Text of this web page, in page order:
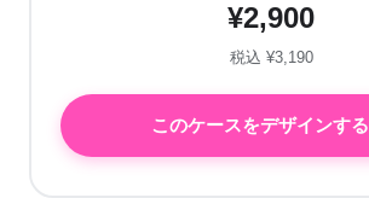
¥2,900
税込 ¥3,190
このケースをデザインする